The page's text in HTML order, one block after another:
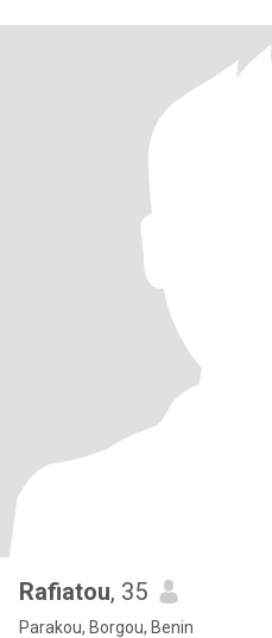
Rafiatou, 35
Parakou, Borgou, Benin